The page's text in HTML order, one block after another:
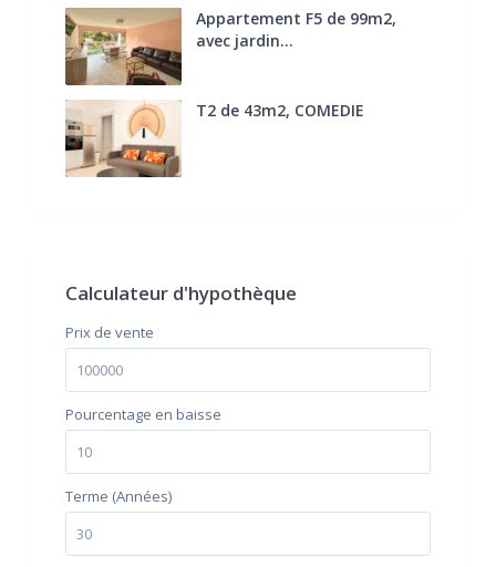
Appartement F5 de 99m2,
avec jardin...
T2 de 43m2, COMEDIE
Calculateur d'hypothèque
Prix ​​de vente
Pourcentage en baisse
Terme (Années)